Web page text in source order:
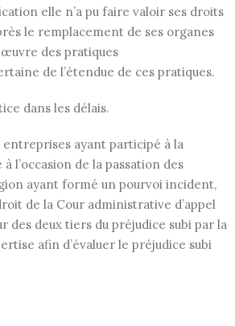
elle n’a pu faire valoir ses droits
le remplacement de ses organes
des pratiques
de l’étendue de ces pratiques.
dans les délais.
entreprises ayant participé à la
de la passation des
ayant formé un pourvoi incident,
de la Cour administrative d’appel
des deux tiers du préjudice subi par la
afin d’évaluer le préjudice subi